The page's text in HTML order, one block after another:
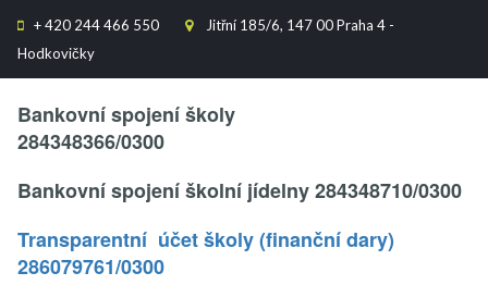
 +420 244 466 550 
Jitřní 185/6, 147 00 Praha 4 -
Hodkovičky
Bankovní spojení školy
284348366/0300
Bankovní spojení školní jídelny 284348710/0300
Transparentní účet školy (finanční dary)
286079761/0300